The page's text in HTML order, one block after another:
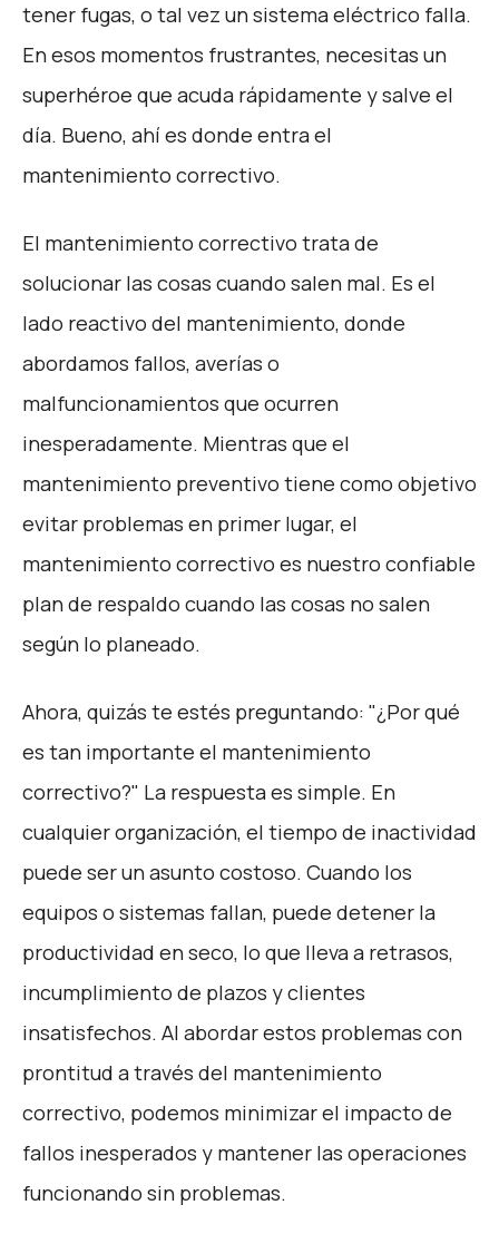
tener fugas, o tal vez un sistema eléctrico falla.
En esos momentos frustrantes, necesitas un
superhéroe que acuda rápidamente y salve el
día. Bueno, ahí es donde entra el
mantenimiento correctivo.
El mantenimiento correctivo trata de
solucionar las cosas cuando salen mal. Es el
lado reactivo del mantenimiento, donde
abordamos fallos, averías o
malfuncionamientos que ocurren
inesperadamente. Mientras que el
mantenimiento preventivo tiene como objetivo
evitar problemas en primer lugar, el
mantenimiento correctivo es nuestro confiable
plan de respaldo cuando las cosas no salen
según lo planeado.
Ahora, quizás te estés preguntando: "¿Por qué
es tan importante el mantenimiento
correctivo?" La respuesta es simple. En
cualquier organización, el tiempo de inactividad
puede ser un asunto costoso. Cuando los
equipos o sistemas fallan, puede detener la
productividad en seco, lo que lleva a retrasos,
incumplimiento de plazos y clientes
insatisfechos. Al abordar estos problemas con
prontitud a través del mantenimiento
correctivo, podemos minimizar el impacto de
fallos inesperados y mantener las operaciones
funcionando sin problemas.